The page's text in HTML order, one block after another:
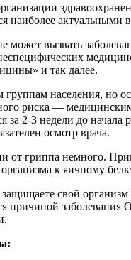
наиболее актуальными
может вызвать
и так далее.
группам населения, но
риска —
за 2-3 недели до
осмотр врача.
от гриппа немного.
к яичному
свой
причиной